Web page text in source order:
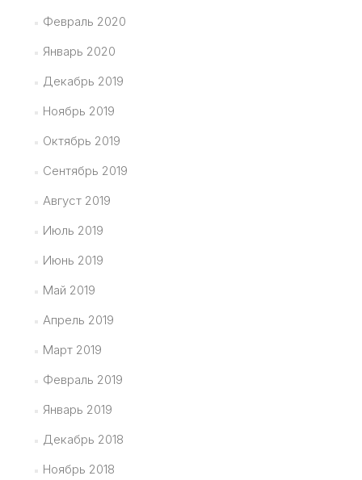
Февраль 2020
Январь 2020
Декабрь 2019
Ноябрь 2019
Октябрь 2019
Сентябрь 2019
Август 2019
Июль 2019
Июнь 2019
Май 2019
Апрель 2019
Март 2019
Февраль 2019
Январь 2019
Декабрь 2018
Ноябрь 2018